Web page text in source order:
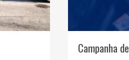
Campanha